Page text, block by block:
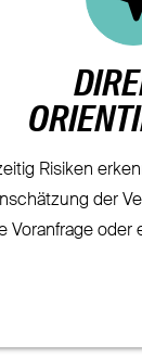
Risiken
der
Voranfrage oder